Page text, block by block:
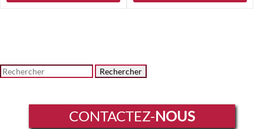
Rechercher
CONTACTEZ-NOUS